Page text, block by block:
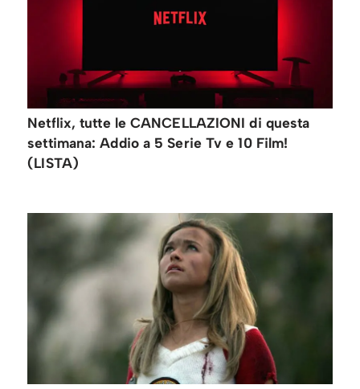
Netflix, tutte le CANCELLAZIONI di questa
settimana: Addio a 5 Serie Tv e 10 Film!
(LISTA)